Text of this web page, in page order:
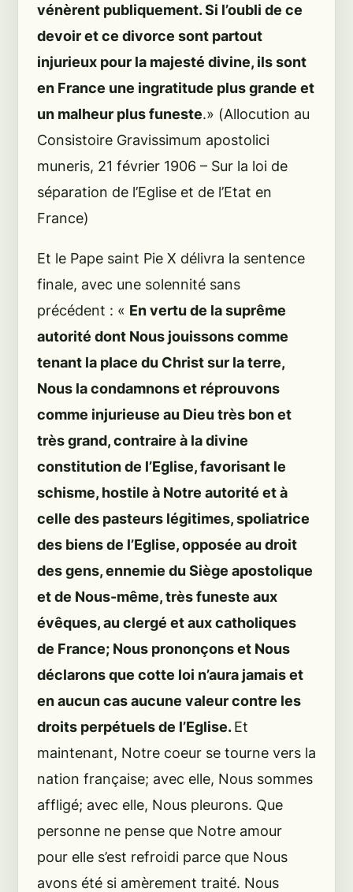
vénèrent publiquement. Si l’oubli de ce
devoir et ce divorce sont partout
injurieux pour la majesté divine, ils sont
en France une ingratitude plus grande et
un malheur plus funeste.» (Allocution au
Consistoire Gravissimum apostolici
muneris, 21 février 1906 – Sur la loi de
séparation de l’Eglise et de l’Etat en
France)
Et le Pape saint Pie X délivra la sentence
finale, avec une solennité sans
précédent : « En vertu de la suprême
autorité dont Nous jouissons comme
tenant la place du Christ sur la terre,
Nous la condamnons et réprouvons
comme injurieuse au Dieu très bon et
très grand, contraire à la divine
constitution de l’Eglise, favorisant le
schisme, hostile à Notre autorité et à
celle des pasteurs légitimes, spoliatrice
des biens de l’Eglise, opposée au droit
des gens, ennemie du Siège apostolique
et de Nous-même, très funeste aux
évêques, au clergé et aux catholiques
de France; Nous prononçons et Nous
déclarons que cotte loi n’aura jamais et
en aucun cas aucune valeur contre les
droits perpétuels de l’Eglise.Et
maintenant, Notre coeur se tourne vers la
nation française; avec elle, Nous sommes
affligé; avec elle, Nous pleurons. Que
personne ne pense que Notre amour
pour elle s’est refroidi parce que Nous
avons été si amèrement traité. Nous